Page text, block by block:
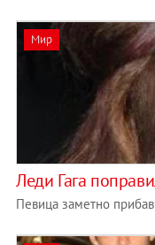
Мир
Леди Гага
Певица заметно